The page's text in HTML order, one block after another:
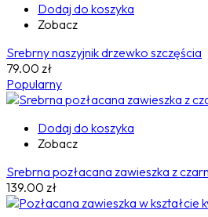
Dodaj do koszyka
Zobacz
Srebrny naszyjnik drzewko szczęścia
79.00 zł
Popularny
Dodaj do koszyka
Zobacz
Srebrna pozłacana zawieszka z
139.00 zł